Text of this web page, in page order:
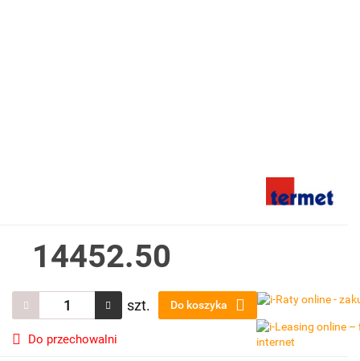
14452.50
szt. Do koszyka
Do przechowalni